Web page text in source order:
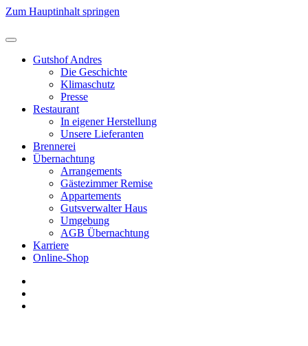
Zum Hauptinhalt springen
Gutshof Andres
Die Geschichte
Klimaschutz
Presse
Restaurant
In eigener Herstellung
Unsere Lieferanten
Brennerei
Übernachtung
Arrangements
Gästezimmer Remise
Appartements
Gutsverwalter Haus
Umgebung
AGB Übernachtung
Karriere
Online-Shop